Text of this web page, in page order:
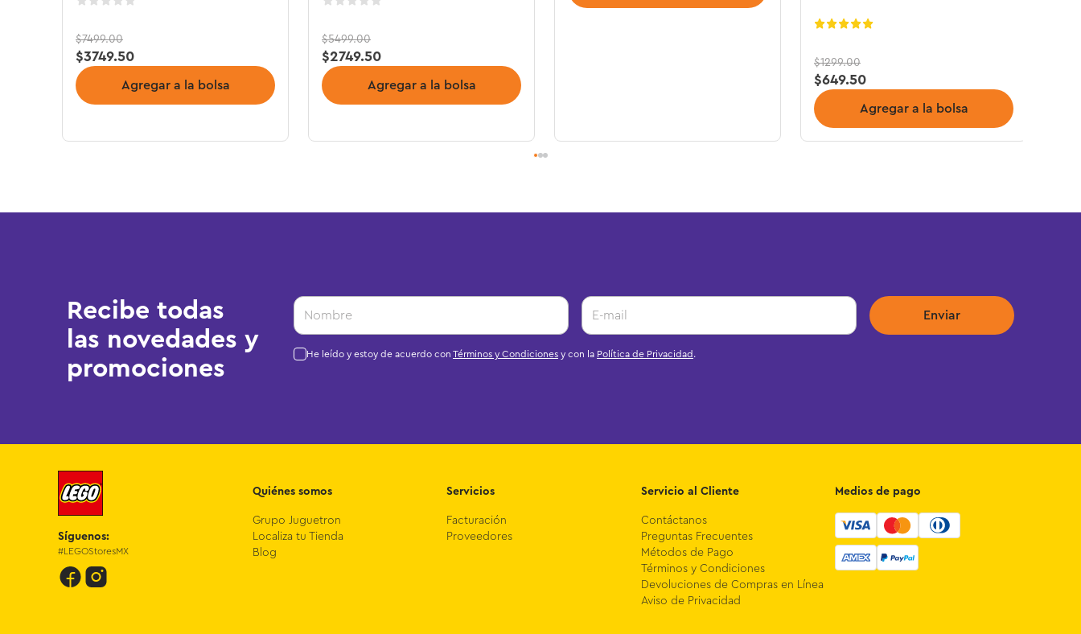
$7499.00
$3749.50
Agregar a la bolsa
$5499.00
$2749.50
Agregar a la bolsa
$1299.00
$649.50
Agregar a la bolsa
Recibe todas
las novedades y
promociones
Enviar
He leído y estoy de acuerdo con Términos y Condiciones y con la Política de Privacidad .
Síguenos:
#LEGOStoresMX
Quiénes somos
Grupo Juguetron
Localiza tu Tienda
Blog
Servicios
Facturación
Proveedores
Servicio al Cliente
Contáctanos
Preguntas Frecuentes
Métodos de Pago
Términos y Condiciones
Devoluciones de Compras en Línea
Aviso de Privacidad
Medios de pago